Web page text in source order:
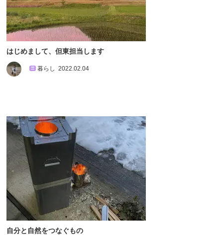
はじめまして、但東担当します
暮らし 2022.02.04
自分と自然をつなぐもの